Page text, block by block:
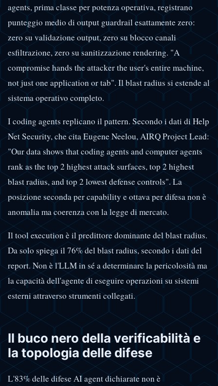
agents, prima classe per potenza operativa, registrano
punteggio medio di output guardrail esattamente zero:
zero su validazione output, zero su blocco canali
esfiltrazione, zero su sanitizzazione rendering. "A
compromise hands the attacker the user's entire machine,
not just one application or tab". Il blast radius si estende al
sistema operativo completo.
I coding agents replicano il pattern. Secondo i dati di Help
Net Security, che cita Eugene Neelou, AIRQ Project Lead:
"Our data shows that coding agents and computer agents
rank as the top 2 highest attack surfaces, top 2 highest
blast radius, and top 2 lowest defense controls". La
posizione seconda per capability e ottava per difesa non è
anomalia ma coerenza con la legge di mercato.
Il tool execution è il predittore dominante del blast radius.
Da solo spiega il 76% del blast radius, secondo i dati del
report. Non è l'LLM in sé a determinare la pericolosità ma
la capacità dell'agente di eseguire operazioni su sistemi
esterni attraverso strumenti collegati.
Il buco nero della verificabilità e
la topologia delle difese
L'83% delle difese AI agent dichiarate non è